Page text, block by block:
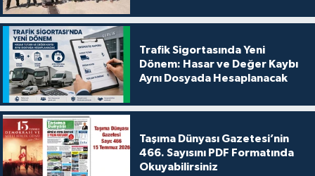
Trafik Sigortasında Yeni
Dönem: Hasar ve Değer Kaybı
Aynı Dosyada Hesaplanacak
Taşıma Dünyası Gazetesi’nin
466. Sayısını PDF Formatında
Okuyabilirsiniz